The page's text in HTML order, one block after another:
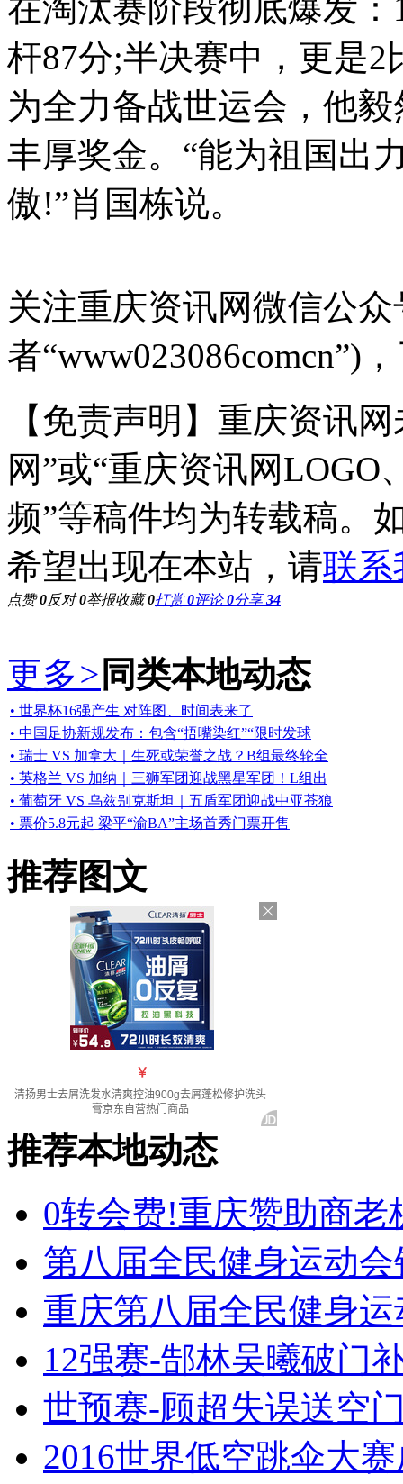
在淘汰赛阶段彻底爆发
杆87分;半决赛中，更是
为全力备战世运会，他
丰厚奖金。“能为祖国出
傲!”肖国栋说。
关注重庆资讯网微信公
者“www023086comcn”)
【免责声明】重庆资讯
网”或“重庆资讯网
频”等稿件均为转载稿。
希望出现在本站，请联系
点赞0反对0举报收藏0打赏0评论0分享34
更多> 同类本地动态
• 世界杯16强产生 对阵图、时间表来了
• 中国足协新规发布：包含“捂嘴染红”“限时发球
• 瑞士 VS 加拿大｜生死或荣誉之战？B组最终轮全
• 英格兰 VS 加纳｜三狮军团迎战黑星军团！L组出
• 葡萄牙 VS 乌兹别克斯坦｜五盾军团迎战中亚苍狼
• 票价5.8元起 梁平“渝BA”主场首秀门票开售
推荐图文
推荐本地动态
0转会费!重庆赞助商
第八届全民健身运动
重庆第八届全民健身
12强赛-郜林吴曦破门
世预赛-顾超失误送空
2016世界低空跳伞大